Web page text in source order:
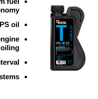
oil
oiling